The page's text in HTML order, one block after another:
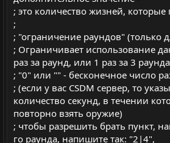
; это количество жизней, которые
;
; "ограничение раундов" (только
; Ограничивает использование
раз за раунд, или 1 раз за 3
; "0" или "" - бесконечное число
; (если у вас CSDM сервер, то
количество секунд, в течении
повторно взять оружие)
; чтобы разрешить брать пункт,
го раунда, напишите так: "2|4",